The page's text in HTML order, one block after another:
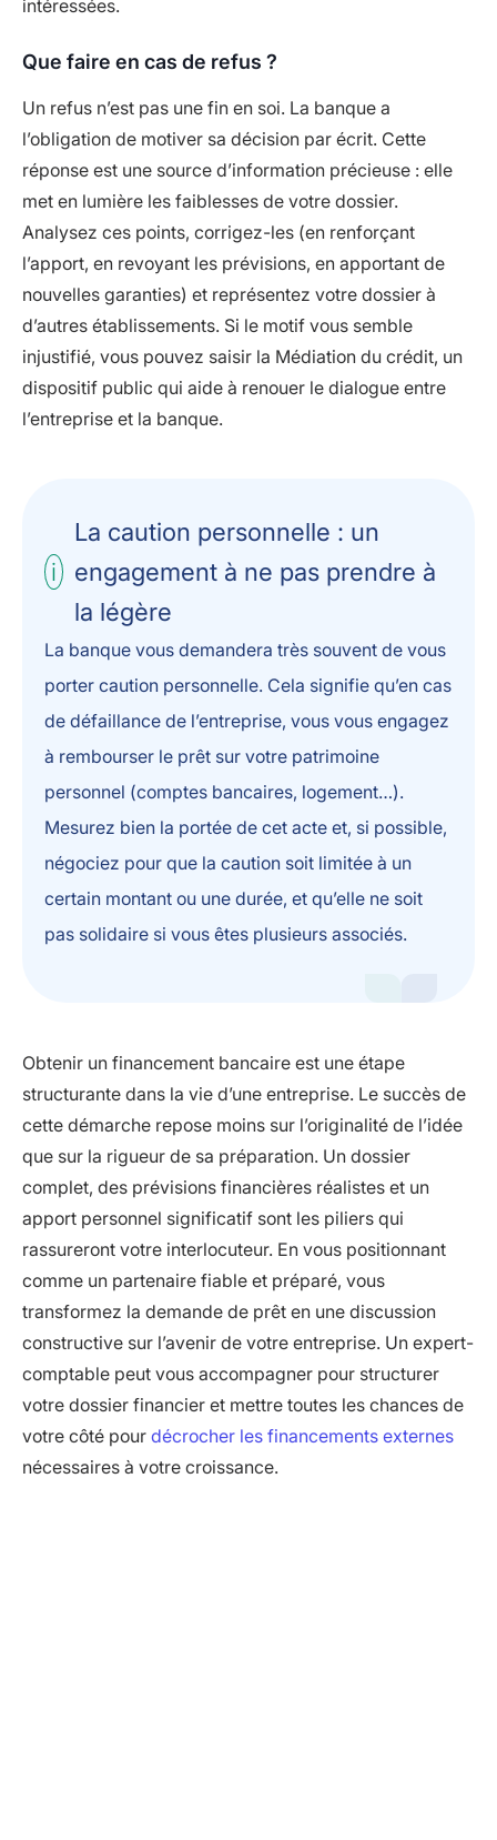
intéressées.
Que faire en cas de refus ?
Un refus n’est pas une fin en soi. La banque a
l’obligation de motiver sa décision par écrit. Cette
réponse est une source d’information précieuse : elle
met en lumière les faiblesses de votre dossier.
Analysez ces points, corrigez-les (en renforçant
l’apport, en revoyant les prévisions, en apportant de
nouvelles garanties) et représentez votre dossier à
d’autres établissements. Si le motif vous semble
injustifié, vous pouvez saisir la Médiation du crédit, un
dispositif public qui aide à renouer le dialogue entre
l’entreprise et la banque.
La caution personnelle : un
engagement à ne pas prendre à
la légère
La banque vous demandera très souvent de vous
porter caution personnelle. Cela signifie qu’en cas
de défaillance de l’entreprise, vous vous engagez
à rembourser le prêt sur votre patrimoine
personnel (comptes bancaires, logement…).
Mesurez bien la portée de cet acte et, si possible,
négociez pour que la caution soit limitée à un
certain montant ou une durée, et qu’elle ne soit
pas solidaire si vous êtes plusieurs associés.
Obtenir un financement bancaire est une étape
structurante dans la vie d’une entreprise. Le succès de
cette démarche repose moins sur l’originalité de l’idée
que sur la rigueur de sa préparation. Un dossier
complet, des prévisions financières réalistes et un
apport personnel significatif sont les piliers qui
rassureront votre interlocuteur. En vous positionnant
comme un partenaire fiable et préparé, vous
transformez la demande de prêt en une discussion
constructive sur l’avenir de votre entreprise. Un expert-
comptable peut vous accompagner pour structurer
votre dossier financier et mettre toutes les chances de
votre côté pour décrocher les financements externes
nécessaires à votre croissance.